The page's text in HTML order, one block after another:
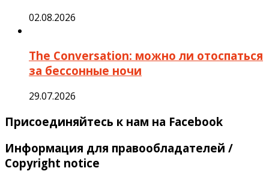
02.08.2026
The Conversation: можно ли отоспаться
за бессонные ночи
29.07.2026
Присоединяйтесь к нам на Facebook
Информация для правообладателей /
Copyright notice